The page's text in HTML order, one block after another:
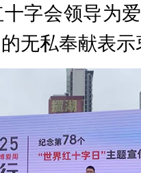
字会领导为
无私奉献表